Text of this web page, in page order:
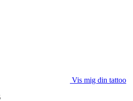
Vis mig din tattoo